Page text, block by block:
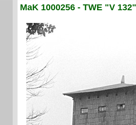
MaK 1000256 - TWE "V 132"